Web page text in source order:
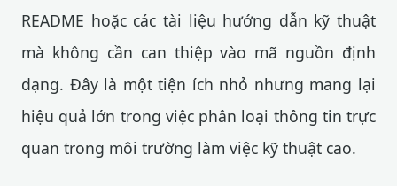
README hoặc các tài liệu hướng dẫn kỹ thuật
mà không cần can thiệp vào mã nguồn định
dạng. Đây là một tiện ích nhỏ nhưng mang lại
hiệu quả lớn trong việc phân loại thông tin trực
quan trong môi trường làm việc kỹ thuật cao.